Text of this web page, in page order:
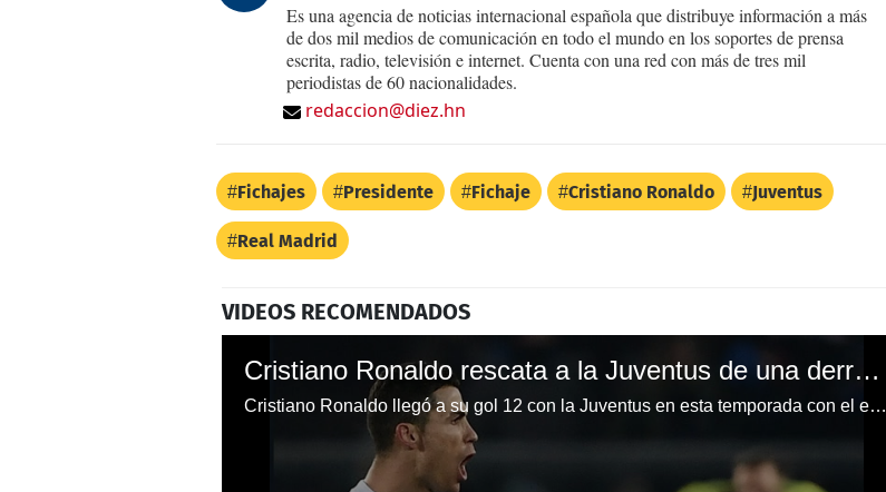
Es una agencia de noticias internacional española que distribuye información a más
de dos mil medios de comunicación en todo el mundo en los soportes de prensa
escrita, radio, televisión e internet. Cuenta con una red con más de tres mil
periodistas de 60 nacionalidades.
redaccion@diez.hn
Fichajes Presidente Fichaje Cristiano Ronaldo Juventus
Real Madrid
VIDEOS RECOMENDADOS
Cristiano Ronaldo rescata a la Juventus de una derrota ante el Atalanta
Cristiano Ronaldo llegó a su gol 12 con la Juventus en esta temporada con el equipo italiano.